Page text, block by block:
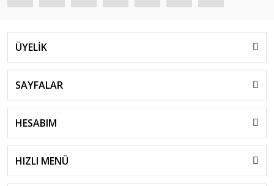
ÜYELİK
SAYFALAR
HESABIM
HIZLI MENÜ